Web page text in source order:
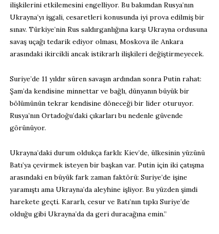
ilişkilerini etkilemesini engelliyor. Bu bakımdan Rusya’nın
Ukrayna’yı işgali, cesaretleri konusunda iyi prova edilmiş bir
sınav. Türkiye’nin Rus saldırganlığına karşı Ukrayna ordusuna
savaş uçağı tedarik ediyor olması, Moskova ile Ankara
arasındaki ikircikli ancak istikrarlı ilişkileri değiştirmeyecek.
Suriye’de 11 yıldır süren savaşın ardından sonra Putin rahat:
Şam’da kendisine minnettar ve bağlı, dünyanın büyük bir
bölümünün tekrar kendisine döneceği bir lider oturuyor.
Rusya’nın Ortadoğu’daki çıkarları bu nedenle güvende
görünüyor.
Ukrayna’daki durum oldukça farklı: Kiev’de, ülkesinin yüzünü
Batı’ya çevirmek isteyen bir başkan var. Putin için iki çatışma
arasındaki en büyük fark zaman faktörü: Suriye’de işine
yaramıştı ama Ukrayna’da aleyhine işliyor. Bu yüzden şimdi
harekete geçti. Kararlı, cesur ve Batı’nın tıpkı Suriye’de
olduğu gibi Ukrayna’da da geri duracağına emin.”